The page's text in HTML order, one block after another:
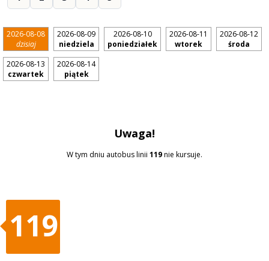
2026-08-08
dzisiaj
2026-08-09
niedziela
2026-08-10
poniedziałek
2026-08-11
wtorek
2026-08-12
środa
2026-08-13
czwartek
2026-08-14
piątek
Uwaga!
W tym dniu autobus linii 119nie kursuje.
119